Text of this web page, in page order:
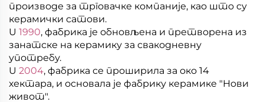
производе за трговачке компаније, као што су
керамички сатови.
U 1990, фабрика је обновљена и претворена из
занатске на керамику за свакодневну
употребу.
U 2004, фабрика се проширила за око 14
хектара, и основала је фабрику керамике "Нови
живот".